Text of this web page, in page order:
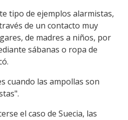
tipo de ejemplos alarmistas,
de un contacto muy
de madres a niños, por
sábanas o ropa de
cuando las ampollas son
el caso de Suecia, las